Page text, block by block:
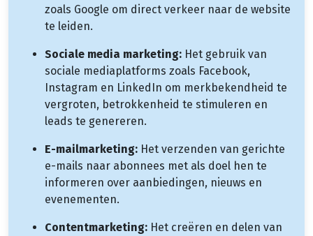
zoals Google om direct verkeer naar de website
te leiden.
Sociale media marketing: Het gebruik van
sociale mediaplatforms zoals Facebook,
Instagram en LinkedIn om merkbekendheid te
vergroten, betrokkenheid te stimuleren en
leads te genereren.
E-mailmarketing: Het verzenden van gerichte
e-mails naar abonnees met als doel hen te
informeren over aanbiedingen, nieuws en
evenementen.
Contentmarketing: Het creëren en delen van